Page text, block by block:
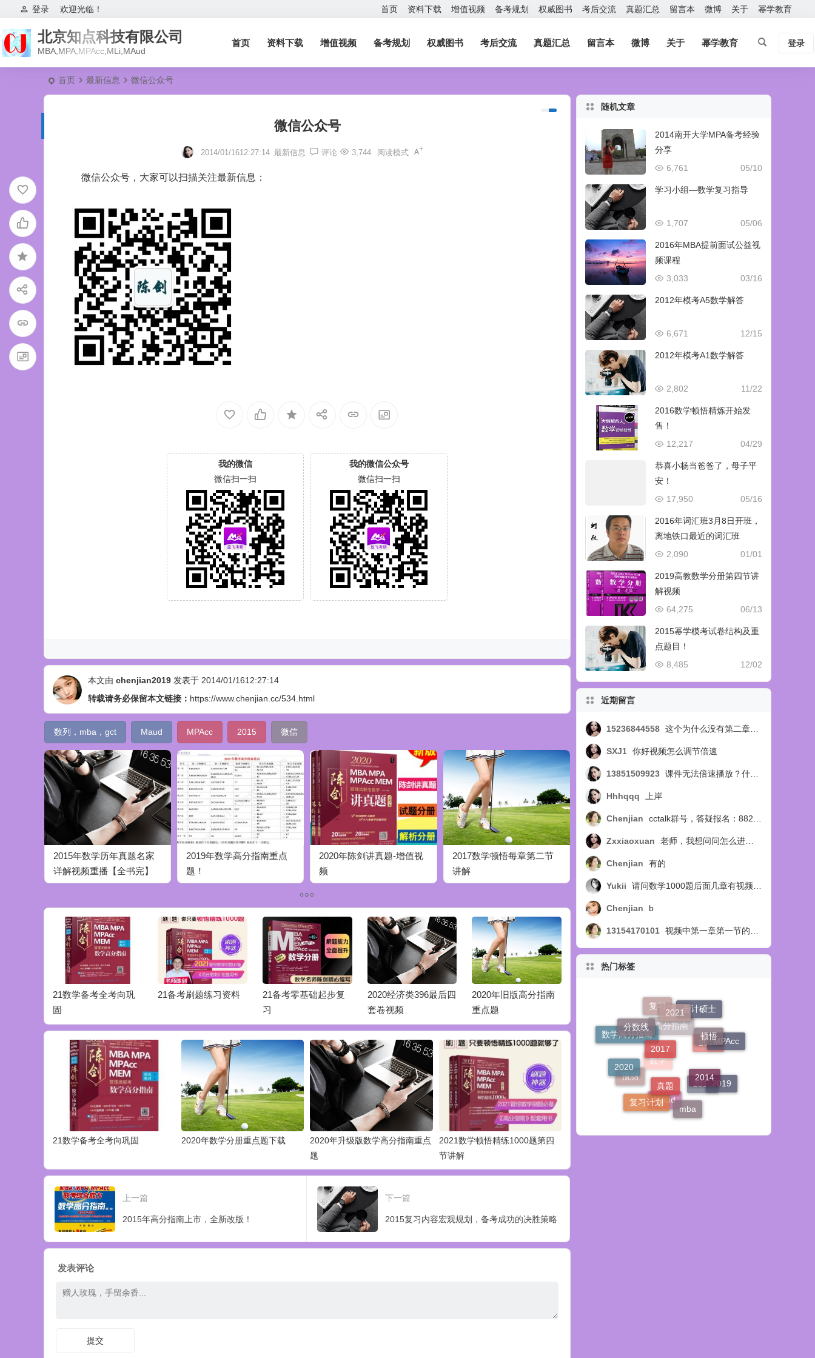
欢迎光临！
登录 首页 资料下载 增值视频 备考规划 权威图书 考后交流 真题汇总 留言本 微博 关于 幂学教育
北京知点科技有限公司
MBA,MPA,MPAcc,MLi,MAud
首页 资料下载 增值视频 备考规划 权威图书 考后交流 真题汇总 留言本 微博 关于 幂学教育 登录
首页 最新信息 微信公众号
微信公众号
2014/01/1612:27:14 最新信息 评论 3,744 阅读模式
微信公众号，大家可以扫描关注最新信息：
我的微信
微信扫一扫
我的微信公众号
微信扫一扫
本文由 chenjian2019 发表于 2014/01/1612:27:14
转载请务必保留本文链接： https://www.chenjian.cc/534.html
数列，mba，gct Maud MPAcc 2015 微信
2015年数学历年真题名家
详解视频重播【全书完】
2019年数学高分指南重点
题！
2020年陈剑讲真题-增值视
频
2017数学顿悟每章第二节
讲解
21数学备考全考向巩
固
21备考刷题练习资料
21备考零基础起步复
习
2020经济类396最后四
套卷视频
2020年旧版高分指南
重点题
2020年数学顿悟精练
题下载
21数学备考全考向巩固 2020年数学分册重点题下载
2020年升级版数学高分指南重点
题
2021数学顿悟精练1000题第四
节讲解
上一篇
2015年高分指南上市，全新改版！
下一篇
2015复习内容宏观规划，备考成功的决胜策略
发表评论
随机文章
2014南开大学MPA备考经验
分享
05/10
6,761
学习小组—数学复习指导
05/06
1,707
2016年MBA提前面试公益视
频课程
03/16
3,033
2012年模考A5数学解答
12/15
6,671
2012年模考A1数学解答
11/22
2,802
2016数学顿悟精炼开始发
售！
04/29
12,217
恭喜小杨当爸爸了，母子平
安！
05/16
17,950
2016年词汇班3月8日开班，
离地铁口最近的词汇班
01/01
2,090
2019高教数学分册第四节讲
解视频
06/13
64,275
2015幂学模考试卷结构及重
点题目！
12/02
8,485
近期留言
15236844558 这个为什么没有第二章的视频呢，第四节的？？？
SXJ1 你好视频怎么调节倍速
13851509923 课件无法倍速播放？什么问题
Hhhqqq 上岸
Chenjian cctalk群号，答疑报名：88254218
Zxxiaoxuan 老师，我想问问怎么进答疑群呢？
Chenjian 有的
Yukii 请问数学1000题后面几章有视频讲解吗
Chenjian b
13154170101 视频中第一章第一节的例14题，扩展部分，视频中讲选C，教材中讲选B，个人觉得应该选B，求正确答案，求官方回复！
热门标签
数学
高分指南
2015
Maud
预测
数学高分指南
复习 会计硕士
MPAcc
2019
mba
复习计划
2020
分数线
2021
真题
2017